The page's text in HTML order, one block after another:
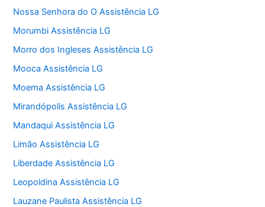
Nossa Senhora do O Assistência LG
Morumbi Assistência LG
Morro dos Ingleses Assistência LG
Mooca Assistência LG
Moema Assistência LG
Mirandópolis Assistência LG
Mandaqui Assistência LG
Limão Assistência LG
Liberdade Assistência LG
Leopoldina Assistência LG
Lauzane Paulista Assistência LG